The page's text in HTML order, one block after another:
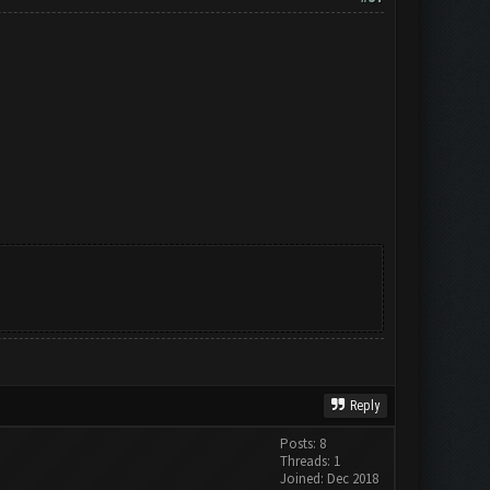
Reply
Posts: 8
Threads: 1
Joined: Dec 2018